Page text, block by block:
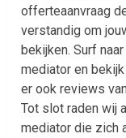
offerteaanvraag
verstandig om
bekijken. Surf
mediator en
er ook reviews
Tot slot raden wij
mediator die zich